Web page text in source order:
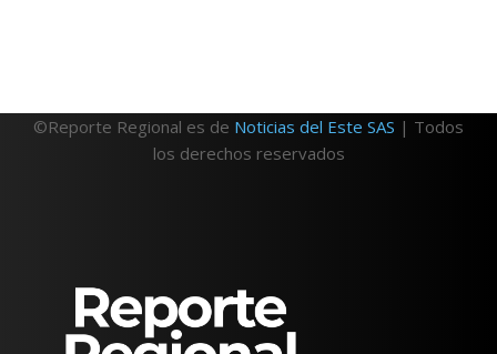
©Reporte Regional es de Noticias del Este SAS | Todos
los derechos reservados